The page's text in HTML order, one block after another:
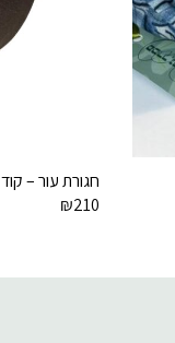
חגורת עור – קוד 2224
₪210